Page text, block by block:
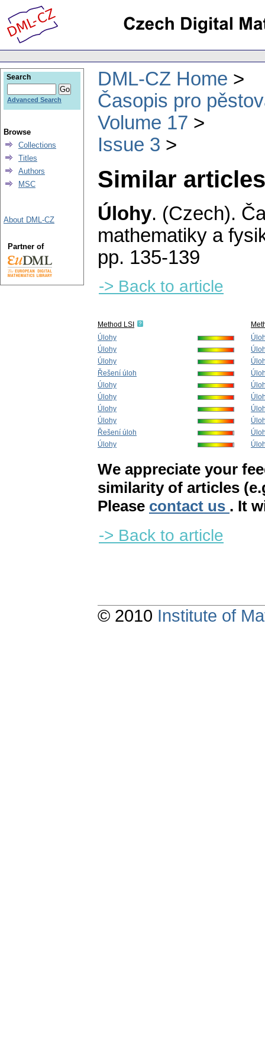
DML-CZ Home
Časopis pro
Volume 17
Issue 3
Similar
Úlohy. (Czech).
mathematiky a
pp. 135-139
-> Back to article
Method LSI
Úlohy
Úlohy
Úlohy
Řešení úloh
Úlohy
Úlohy
Úlohy
Úlohy
Řešení úloh
Úlohy
We appreciate your
similarity of articles
Please contact us . It
-> Back to article
Search
Advanced Search
Browse
Collections
Titles
Authors
MSC
About DML-CZ
Partner of
© 2010 Institute of